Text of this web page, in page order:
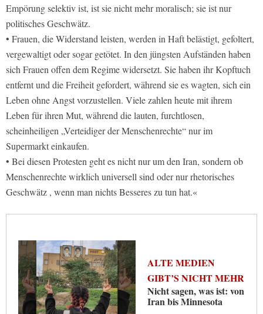
Empörung selektiv ist, ist sie nicht mehr moralisch; sie ist nur
politisches Geschwätz.
• Frauen, die Widerstand leisten, werden in Haft belästigt, gefoltert,
vergewaltigt oder sogar getötet. In den jüngsten Aufständen haben
sich Frauen offen dem Regime widersetzt. Sie haben ihr Kopftuch
entfernt und die Freiheit gefordert, während sie es wagten, sich ein
Leben ohne Angst vorzustellen. Viele zahlen heute mit ihrem
Leben für ihren Mut, während die lauten, furchtlosen,
scheinheiligen „Verteidiger der Menschenrechte“ nur im
Supermarkt einkaufen.
• Bei diesen Protesten geht es nicht nur um den Iran, sondern ob
Menschenrechte wirklich universell sind oder nur rhetorisches
Geschwätz , wenn man nichts Besseres zu tun hat.«
ALTE MEDIEN
GIBT’S NICHT MEHR
Nicht sagen, was ist: von
Iran bis Minnesota